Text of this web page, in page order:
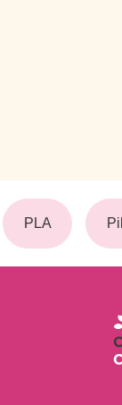
PLA